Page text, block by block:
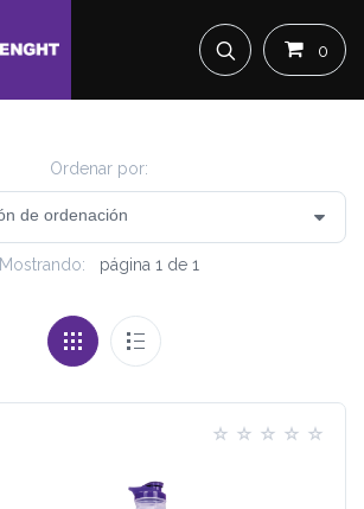
0
Ordenar por:
Mostrando: página 1 de 1